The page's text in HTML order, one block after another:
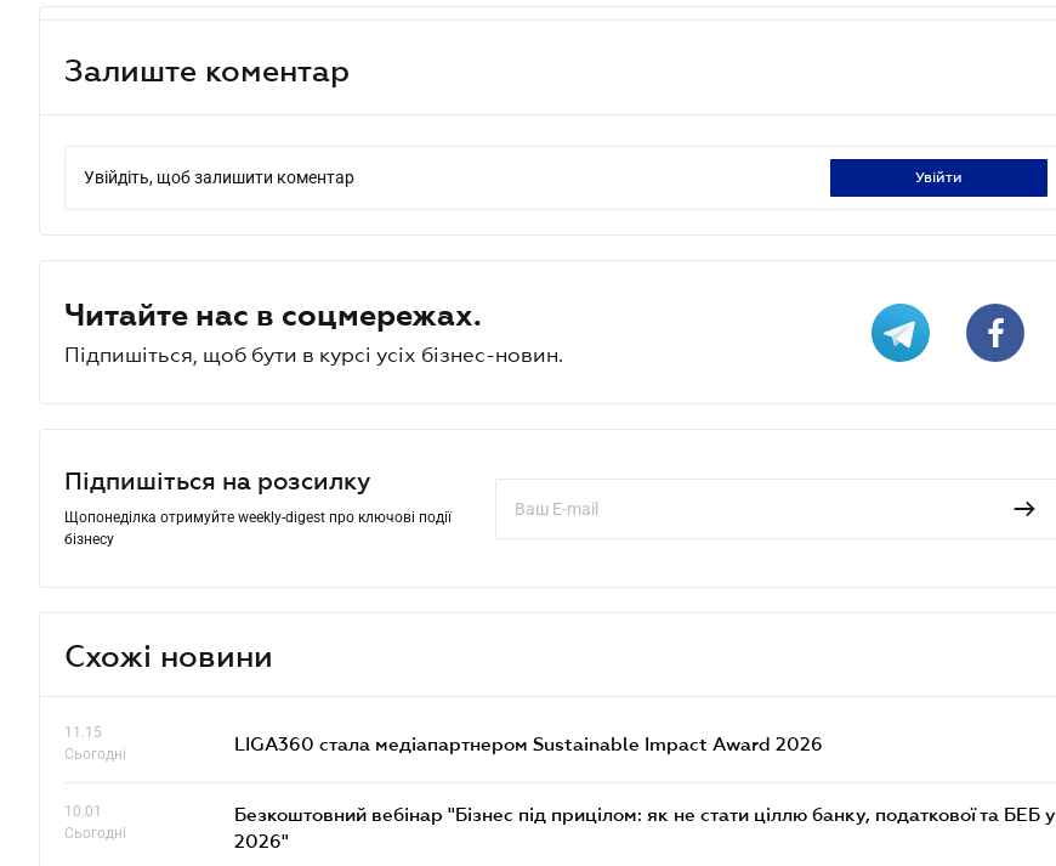
Залиште коментар
Увійдіть, щоб залишити коментар увійти
Читайте нас в соцмережах.
Підпишіться, щоб бути в курсі усіх бізнес-новин.
Підпишіться на розсилку
Щопонеділка отримуйте weekly-digest про ключові події
бізнесу
Схожі новини
11.15
Сьогодні
LIGA360 стала медіапартнером Sustainable Impact Award 2026
10.01
Сьогодні
Безкоштовний вебінар "Бізнес під прицілом: як не стати ціллю банку, податкової та БЕБ у
2026"